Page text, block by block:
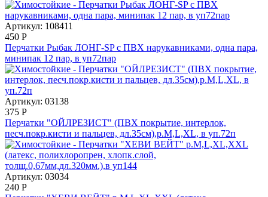
Артикул: 108411
450 Р
Перчатки Рыбак ЛОНГ-SP с ПВХ нарукавниками, одна пара,
минипак 12 пар, в уп72пар
Артикул: 03138
375 Р
Перчатки "ОЙЛРЕЗИСТ" (ПВХ покрытие, интерлок,
песч.покр.кисти и пальцев, дл.35см),р.M,L,XL, в уп.72п
Артикул: 03034
240 Р